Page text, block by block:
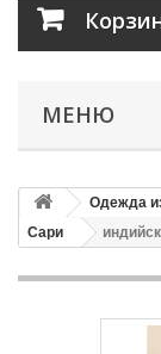
МЕНЮ
Одежда
Сари